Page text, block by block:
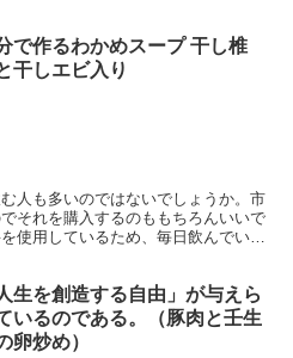
で作るわかめスープ 干し椎
干しエビ入り
人も多いのではないでしょうか。市
それを購入するのももちろんいいで
使用しているため、毎日飲んでいる
人生を創造する自由」が与えら
いるのである。（豚肉と壬生
卵炒め）